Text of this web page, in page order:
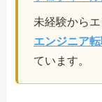
未経験から
エンジニア
ています。